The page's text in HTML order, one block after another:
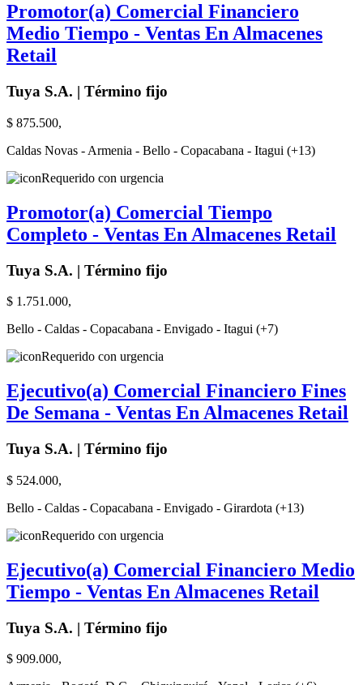
Promotor(a) Comercial Financiero
Medio Tiempo - Ventas En Almacenes
Retail
Tuya S.A. | Término fijo
$ 875.500,
Caldas Novas - Armenia - Bello - Copacabana - Itagui (+13)
Requerido con urgencia
Promotor(a) Comercial Tiempo
Completo - Ventas En Almacenes Retail
Tuya S.A. | Término fijo
$ 1.751.000,
Bello - Caldas - Copacabana - Envigado - Itagui (+7)
Requerido con urgencia
Ejecutivo(a) Comercial Financiero Fines
De Semana - Ventas En Almacenes Retail
Tuya S.A. | Término fijo
$ 524.000,
Bello - Caldas - Copacabana - Envigado - Girardota (+13)
Requerido con urgencia
Ejecutivo(a) Comercial Financiero Medio
Tiempo - Ventas En Almacenes Retail
Tuya S.A. | Término fijo
$ 909.000,